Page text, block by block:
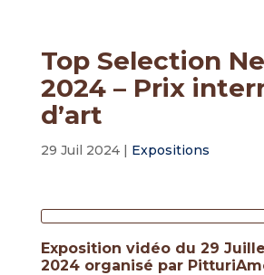
Top Selection
2024 – Prix
d’art
29 Juil 2024| Expositions
Exposition vidéo du 29
2024 organisé par